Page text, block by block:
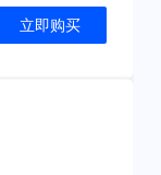
立即购买